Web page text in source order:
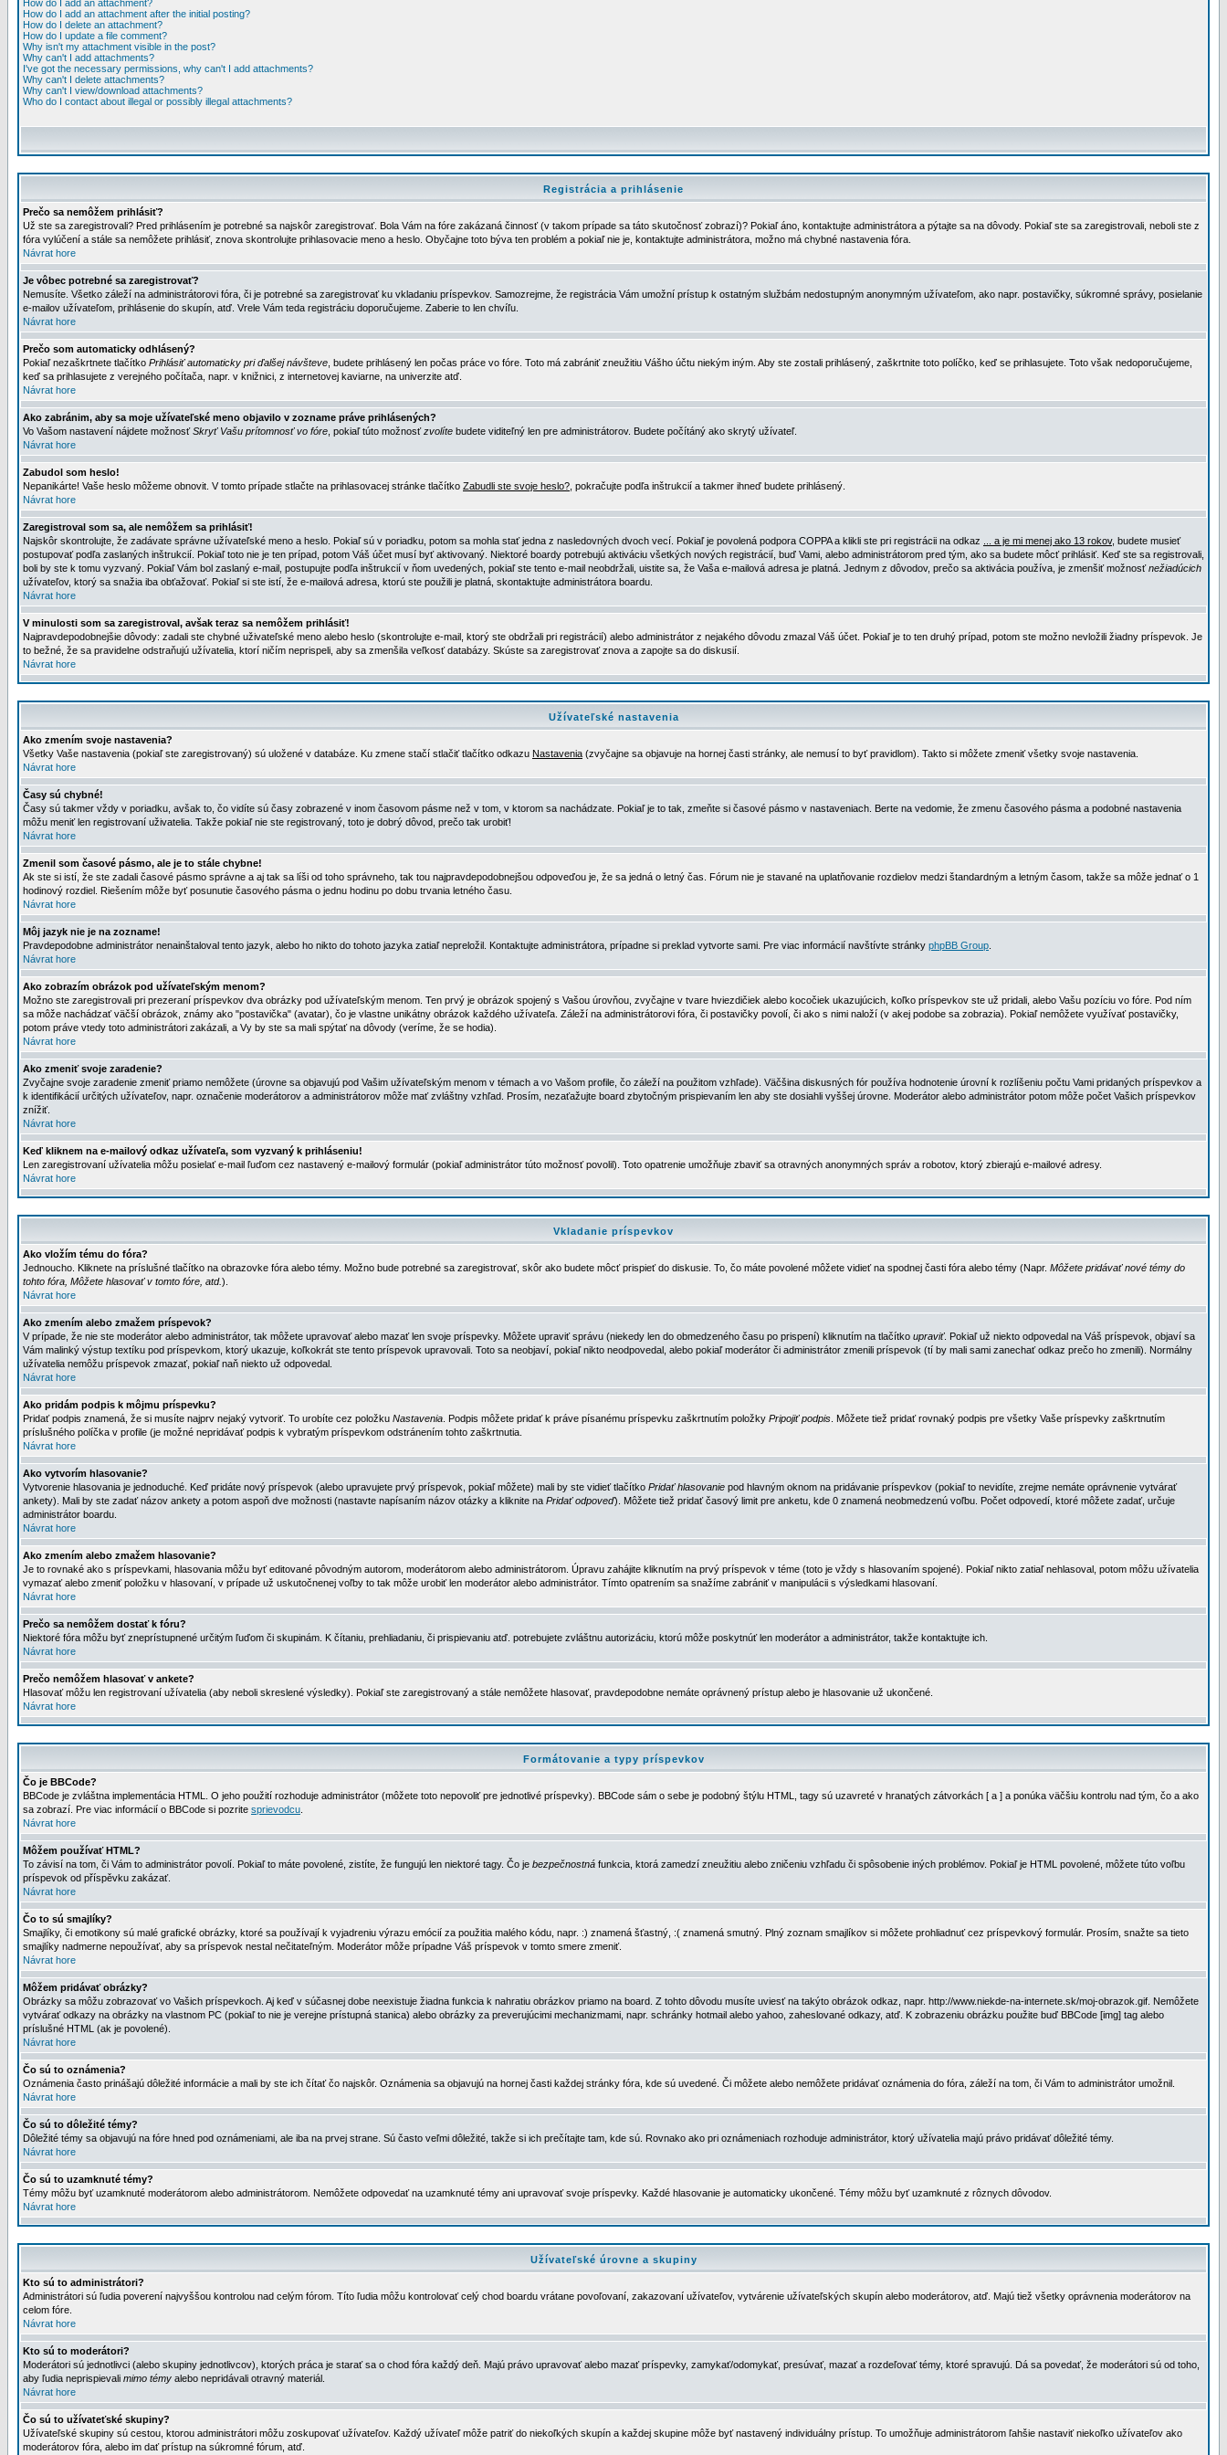
How do I add an attachment?
How do I add an attachment after the initial posting?
How do I delete an attachment?
How do I update a file comment?
Why isn't my attachment visible in the post?
Why can't I add attachments?
I've got the necessary permissions, why can't I add attachments?
Why can't I delete attachments?
Why can't I view/download attachments?
Who do I contact about illegal or possibly illegal attachments?
Registrácia a prihlásenie
Prečo sa nemôžem prihlásiť?
Už ste sa zaregistrovali? Pred prihlásením je potrebné sa najskôr zaregistrovať. Bola Vám na fóre zakázaná činnosť (v takom prípade sa táto skutočnosť zobrazí)? Pokiaľ áno, kontaktujte administrátora a pýtajte sa na dôvody. Pokiaľ ste sa zaregistrovali, neboli ste z
fóra vylúčení a stále sa nemôžete prihlásiť, znova skontrolujte prihlasovacie meno a heslo. Obyčajne toto býva ten problém a pokiaľ nie je, kontaktujte administrátora, možno má chybné nastavenia fóra.
Návrat hore
Je vôbec potrebné sa zaregistrovať?
Nemusíte. Všetko záleží na administrátorovi fóra, či je potrebné sa zaregistrovať ku vkladaniu príspevkov. Samozrejme, že registrácia Vám umožní prístup k ostatným službám nedostupným anonymným užívateľom, ako napr. postavičky, súkromné správy, posielanie
e-mailov užívateľom, prihlásenie do skupín, atď. Vrele Vám teda registráciu doporučujeme. Zaberie to len chvíľu.
Návrat hore
Prečo som automaticky odhlásený?
Pokiaľ nezaškrtnete tlačítko Prihlásiť automaticky pri ďalšej návšteve , budete prihlásený len počas práce vo fóre. Toto má zabrániť zneužitiu Vášho účtu niekým iným. Aby ste zostali prihlásený, zaškrtnite toto políčko, keď se prihlasujete. Toto však nedoporučujeme,
keď sa prihlasujete z verejného počítača, napr. v knižnici, z internetovej kaviarne, na univerzite atď.
Návrat hore
Ako zabránim, aby sa moje užívateľské meno objavilo v zozname práve prihlásených?
Vo Vašom nastavení nájdete možnosťSkryť Vašu prítomnosť vo fóre , pokiaľ túto možnosťzvolíte budete viditeľný len pre administrátorov. Budete počítáný ako skrytý užívateľ.
Návrat hore
Zabudol som heslo!
Nepanikárte! Vaše heslo môžeme obnovit. V tomto prípade stlačte na prihlasovacej stránke tlačítko Zabudli ste svoje heslo? , pokračujte podľa inštrukcií a takmer ihneď budete prihlásený.
Návrat hore
Zaregistroval som sa, ale nemôžem sa prihlásiť!
Najskôr skontrolujte, že zadávate správne užívateľské meno a heslo. Pokiaľ sú v poriadku, potom sa mohla stať jedna z nasledovných dvoch vecí. Pokiaľ je povolená podpora COPPA a klikli ste pri registrácii na odkaz
... a je mi menej ako 13 rokov, budete musieť
postupovať podľa zaslaných inštrukcií. Pokiaľ toto nie je ten prípad, potom Váš účet musí byť aktivovaný. Niektoré boardy potrebujú aktiváciu všetkých nových registrácií, buď Vami, alebo administrátorom pred tým, ako sa budete môcť prihlásiť. Keď ste sa registrovali,
boli by ste k tomu vyzvaný. Pokiaľ Vám bol zaslaný e-mail, postupujte podľa inštrukcií v ňom uvedených, pokiaľ ste tento e-mail neobdržali, uistite sa, že Vaša e-mailová adresa je platná. Jednym z dôvodov, prečo sa aktivácia používa, je zmenšiť možnosťnežiadúcich
užívateľov, ktorý sa snažia iba obťažovať. Pokiaľ si ste istí, že e-mailová adresa, ktorú ste použili je platná, skontaktujte administrátora boardu.
Návrat hore
V minulosti som sa zaregistroval, avšak teraz sa nemôžem prihlásiť!
Najpravdepodobnejšie dôvody: zadali ste chybné uživateľské meno alebo heslo (skontrolujte e-mail, ktorý ste obdržali pri registrácií) alebo administrátor z nejakého dôvodu zmazal Váš účet. Pokiaľ je to ten druhý prípad, potom ste možno nevložili žiadny príspevok. Je
to bežné, že sa pravidelne odstraňujú užívatelia, ktorí ničím neprispeli, aby sa zmenšila veľkosť databázy. Skúste sa zaregistrovať znova a zapojte sa do diskusií.
Návrat hore
Užívateľské nastavenia
Ako zmením svoje nastavenia?
Všetky Vaše nastavenia (pokiaľ ste zaregistrovaný) sú uložené v databáze. Ku zmene stačí stlačiť tlačítko odkazu Nastavenia (zvyčajne sa objavuje na hornej časti stránky, ale nemusí to byť pravidlom). Takto si môžete zmeniť všetky svoje nastavenia.
Návrat hore
Časy sú chybné!
Časy sú takmer vždy v poriadku, avšak to, čo vidíte sú časy zobrazené v inom časovom pásme než v tom, v ktorom sa nachádzate. Pokiaľ je to tak, zmeňte si časové pásmo v nastaveniach. Berte na vedomie, že zmenu časového pásma a podobné nastavenia
môžu meniť len registrovaní uživatelia. Takže pokiaľ nie ste registrovaný, toto je dobrý dôvod, prečo tak urobiť!
Návrat hore
Zmenil som časové pásmo, ale je to stále chybne!
Ak ste si istí, že ste zadali časové pásmo správne a aj tak sa líši od toho správneho, tak tou najpravdepodobnejšou odpoveďou je, že sa jedná o letný čas. Fórum nie je stavané na uplatňovanie rozdielov medzi štandardným a letným časom, takže sa môže jednať o 1
hodinový rozdiel. Riešením môže byť posunutie časového pásma o jednu hodinu po dobu trvania letného času.
Návrat hore
Môj jazyk nie je na zozname!
Pravdepodobne administrátor nenainštaloval tento jazyk, alebo ho nikto do tohoto jazyka zatiaľ nepreložil. Kontaktujte administrátora, prípadne si preklad vytvorte sami. Pre viac informácií navštívte stránky phpBB Group
Návrat hore
Ako zobrazím obrázok pod užívateľským menom?
Možno ste zaregistrovali pri prezeraní príspevkov dva obrázky pod užívateľským menom. Ten prvý je obrázok spojený s Vašou úrovňou, zvyčajne v tvare hviezdičiek alebo kocočiek ukazujúcich, koľko príspevkov ste už pridali, alebo Vašu pozíciu vo fóre. Pod ním
sa môže nachádzať väčší obrázok, známy ako "postavička" (avatar), čo je vlastne unikátny obrázok každého užívateľa. Záleží na administrátorovi fóra, či postavičky povolí, či ako s nimi naloží (v akej podobe sa zobrazia). Pokiaľ nemôžete využívať postavičky,
potom práve vtedy toto administrátori zakázali, a Vy by ste sa mali spýtať na dôvody (veríme, že se hodia).
Návrat hore
Ako zmeniť svoje zaradenie?
Zvyčajne svoje zaradenie zmeniť priamo nemôžete (úrovne sa objavujú pod Vašim užívateľským menom v témach a vo Vašom profile, čo záleží na použitom vzhľade). Väčšina diskusných fór používa hodnotenie úrovní k rozlíšeniu počtu Vami pridaných príspevkov a
k identifikácií určitých užívateľov, napr. označenie moderátorov a administrátorov môže mať zvláštny vzhľad. Prosím, nezaťažujte board zbytočným prispievaním len aby ste dosiahli vyššej úrovne. Moderátor alebo administrátor potom môže počet Vašich príspevkov
znížiť.
Návrat hore
Keď kliknem na e-mailový odkaz užívateľa, som vyzvaný k prihláseniu!
Len zaregistrovaní užívatelia môžu posielať e-mail ľuďom cez nastavený e-mailový formulár (pokiaľ administrátor túto možnosť povolil). Toto opatrenie umožňuje zbaviť sa otravných anonymných správ a robotov, ktorý zbierajú e-mailové adresy.
Návrat hore
Vkladanie príspevkov
Ako vložím tému do fóra?
Jednoucho. Kliknete na príslušné tlačítko na obrazovke fóra alebo témy. Možno bude potrebné sa zaregistrovať, skôr ako budete môcť prispieť do diskusie. To, čo máte povolené môžete vidieť na spodnej časti fóra alebo témy (Napr. Môžete pridávať nové témy do
tohto fóra, Môžete hlasovať v tomto fóre, atd.).
Návrat hore
Ako zmením alebo zmažem príspevok?
V prípade, že nie ste moderátor alebo administrátor, tak môžete upravovať alebo mazať len svoje príspevky. Môžete upraviť správu (niekedy len do obmedzeného času po prispení) kliknutím na tlačítko upraviť. Pokiaľ už niekto odpovedal na Váš príspevok, objaví sa
Vám malinký výstup textíku pod príspevkom, ktorý ukazuje, koľkokrát ste tento príspevok upravovali. Toto sa neobjaví, pokiaľ nikto neodpovedal, alebo pokiaľ moderátor či administrátor zmenili príspevok (tí by mali sami zanechať odkaz prečo ho zmenili). Normálny
užívatelia nemôžu príspevok zmazať, pokiaľ naň niekto už odpovedal.
Návrat hore
Ako pridám podpis k môjmu príspevku?
Pridať podpis znamená, že si musíte najprv nejaký vytvoriť. To urobíte cez položku Nastavenia . Podpis môžete pridať k práve písanému príspevku zaškrtnutím položky Pripojiť podpis . Môžete tiež pridať rovnaký podpis pre všetky Vaše príspevky zaškrtnutím
príslušného políčka v profile (je možné nepridávať podpis k vybratým príspevkom odstránením tohto zaškrtnutia.
Návrat hore
Ako vytvorím hlasovanie?
Vytvorenie hlasovania je jednoduché. Keď pridáte nový príspevok (alebo upravujete prvý príspevok, pokiaľ môžete) mali by ste vidieť tlačítko Pridať hlasovanie pod hlavným oknom na pridávanie príspevkov (pokiaľ to nevidíte, zrejme nemáte oprávnenie vytvárať
ankety). Mali by ste zadať názov ankety a potom aspoň dve možnosti (nastavte napísaním názov otázky a kliknite na Pridať odpoveď). Môžete tiež pridať časový limit pre anketu, kde 0 znamená neobmedzenú voľbu. Počet odpovedí, ktoré môžete zadať, určuje
administrátor boardu.
Návrat hore
Ako zmením alebo zmažem hlasovanie?
Je to rovnaké ako s príspevkami, hlasovania môžu byť editované pôvodným autorom, moderátorom alebo administrátorom. Úpravu zahájite kliknutím na prvý príspevok v téme (toto je vždy s hlasovaním spojené). Pokiaľ nikto zatiaľ nehlasoval, potom môžu užívatelia
vymazať alebo zmeniť položku v hlasovaní, v prípade už uskutočnenej voľby to tak môže urobiť len moderátor alebo administrátor. Tímto opatrením sa snažíme zabrániť v manipulácii s výsledkami hlasovaní.
Návrat hore
Prečo sa nemôžem dostať k fóru?
Niektoré fóra môžu byť zneprístupnené určitým ľuďom či skupinám. K čítaniu, prehliadaniu, či prispievaniu atď. potrebujete zvláštnu autorizáciu, ktorú môže poskytnúť len moderátor a administrátor, takže kontaktujte ich.
Návrat hore
Prečo nemôžem hlasovať v ankete?
Hlasovať môžu len registrovaní užívatelia (aby neboli skreslené výsledky). Pokiaľ ste zaregistrovaný a stále nemôžete hlasovať, pravdepodobne nemáte oprávnený prístup alebo je hlasovanie už ukončené.
Návrat hore
Formátovanie a typy príspevkov
Čo je BBCode?
BBCode je zvláštna implementácia HTML. O jeho použití rozhoduje administrátor (môžete toto nepovoliť pre jednotlivé príspevky). BBCode sám o sebe je podobný štýlu HTML, tagy sú uzavreté v hranatých zátvorkách [ a ] a ponúka väčšiu kontrolu nad tým, čo a ako
sa zobrazí. Pre viac informácií o BBCode si pozrite sprievodcu
Návrat hore
Môžem používať HTML?
To závisí na tom, či Vám to administrátor povolí. Pokiaľ to máte povolené, zistíte, že fungujú len niektoré tagy. Čo je bezpečnostná funkcia, ktorá zamedzí zneužitiu alebo zničeniu vzhľadu či spôsobenie iných problémov. Pokiaľ je HTML povolené, môžete túto voľbu
príspevok od příspěvku zakázať.
Návrat hore
Čo to sú smajlíky?
Smajlíky, či emotikony sú malé grafické obrázky, ktoré sa používají k vyjadreniu výrazu emócií za použitia malého kódu, napr. :) znamená šťastný, :( znamená smutný. Plný zoznam smajlíkov si môžete prohliadnuť cez príspevkový formulár. Prosím, snažte sa tieto
smajlíky nadmerne nepoužívať, aby sa príspevok nestal nečitateľným. Moderátor môže prípadne Váš príspevok v tomto smere zmeniť.
Návrat hore
Môžem pridávať obrázky?
Obrázky sa môžu zobrazovať vo Vašich príspevkoch. Aj keď v súčasnej dobe neexistuje žiadna funkcia k nahratiu obrázkov priamo na board. Z tohto dôvodu musíte uviesť na takýto obrázok odkaz, napr. http://www.niekde-na-internete.sk/moj-obrazok.gif. Nemôžete
vytvárať odkazy na obrázky na vlastnom PC (pokiaľ to nie je verejne prístupná stanica) alebo obrázky za preverujúcimi mechanizmami, napr. schránky hotmail alebo yahoo, zaheslované odkazy, atď. K zobrazeniu obrázku použite buď BBCode [img] tag alebo
príslušné HTML (ak je povolené).
Návrat hore
Čo sú to oznámenia?
Oznámenia často prinášajú dôležité informácie a mali by ste ich čítať čo najskôr. Oznámenia sa objavujú na hornej časti každej stránky fóra, kde sú uvedené. Či môžete alebo nemôžete pridávať oznámenia do fóra, záleží na tom, či Vám to administrátor umožnil.
Návrat hore
Čo sú to dôležité témy?
Dôležité témy sa objavujú na fóre hned pod oznámeniami, ale iba na prvej strane. Sú často veľmi dôležité, takže si ich prečítajte tam, kde sú. Rovnako ako pri oznámeniach rozhoduje administrátor, ktorý užívatelia majú právo pridávať dôležité témy.
Návrat hore
Čo sú to uzamknuté témy?
Témy môžu byť uzamknuté moderátorom alebo administrátorom. Nemôžete odpovedať na uzamknuté témy ani upravovať svoje príspevky. Každé hlasovanie je automaticky ukončené. Témy môžu byť uzamknuté z rôznych dôvodov.
Návrat hore
Užívateľské úrovne a skupiny
Kto sú to administrátori?
Administrátori sú ľudia poverení najvyššou kontrolou nad celým fórom. Títo ľudia môžu kontrolovať celý chod boardu vrátane povoľovaní, zakazovaní užívateľov, vytvárenie užívateľských skupín alebo moderátorov, atď. Majú tiež všetky oprávnenia moderátorov na
celom fóre.
Návrat hore
Kto sú to moderátori?
Moderátori sú jednotlivci (alebo skupiny jednotlivcov), ktorých práca je starať sa o chod fóra každý deň. Majú právo upravovať alebo mazať príspevky, zamykať/odomykať, presúvať, mazať a rozdeľovať témy, ktoré spravujú. Dá sa povedať, že moderátori sú od toho,
aby ľudia neprispievali mimo témy alebo nepridávali otravný materiál.
Návrat hore
Čo sú to užívateťské skupiny?
Užívateľské skupiny sú cestou, ktorou administrátori môžu zoskupovať užívateľov. Každý užívateľ môže patriť do niekoľkých skupín a každej skupine môže byť nastavený individuálny prístup. To umožňuje administrátorom ľahšie nastaviť niekoľko užívateľov ako
moderátorov fóra, alebo im dať prístup na súkromné fórum, atď.